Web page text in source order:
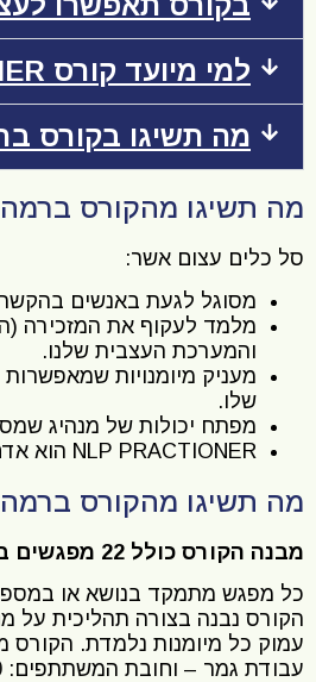
למי מיועד קורס NLP PRACTITIONER
מה תשיגו בקורס
מה תשיגו מהקורס
סל כלים עצום אשר:
מסוגל לגעת באנשים
מלמד לעקוף את המזכירה
והמערכת העצבית שלנו.
מעניק מיומנויות
שלו.
מפתח יכולות של מנהיג
NLP PRACTIONER הוא אדם אשר מחויב להתפתחות האישית שלו ומחויב לשפר את איכות חייו ואת איכות חיי האנשים שאותם הוא מוביל.
מה תשיגו מהקורס
מבנה הקורס כולל 22 מפגשים בני 5 שעות אקדמאיות.
כל מפגש מתמקד בנושא או במספר
הקורס נבנה בצורה תהליכית על
עמוק כל מיומנות נלמדת. הקורס
עבודת גמר – וחובת המשתתפים: 10 דוחותSUPERVISION של מפגש ראשון ל 15 אנשים שונים –לאישור המרצה.